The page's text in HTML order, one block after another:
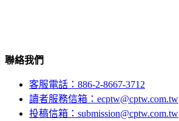
聯絡我們
客服電話：886-2-8667-3712
讀者服務信箱：ecptw@cptw.com.tw
投稿信箱： submission@cptw.com.tw